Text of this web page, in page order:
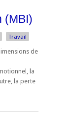
(MBI)
Travail
de
la
la perte